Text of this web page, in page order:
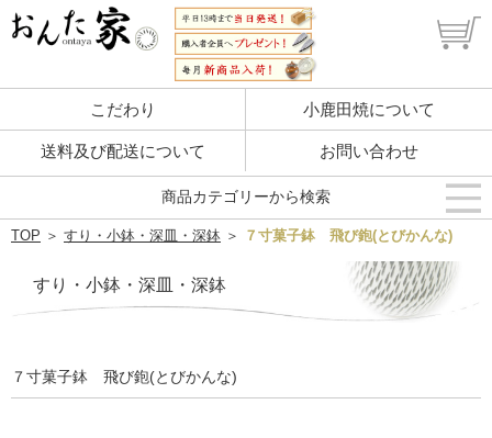
こだわり 小鹿田焼について
送料及び配送について お問い合わせ
TOP ＞ すり・小鉢・深皿・深鉢 ＞ ７寸菓子鉢 飛び鉋(とびかんな)
すり・小鉢・深皿・深鉢
７寸菓子鉢 飛び鉋(とびかんな)
商品カテゴリーから検索